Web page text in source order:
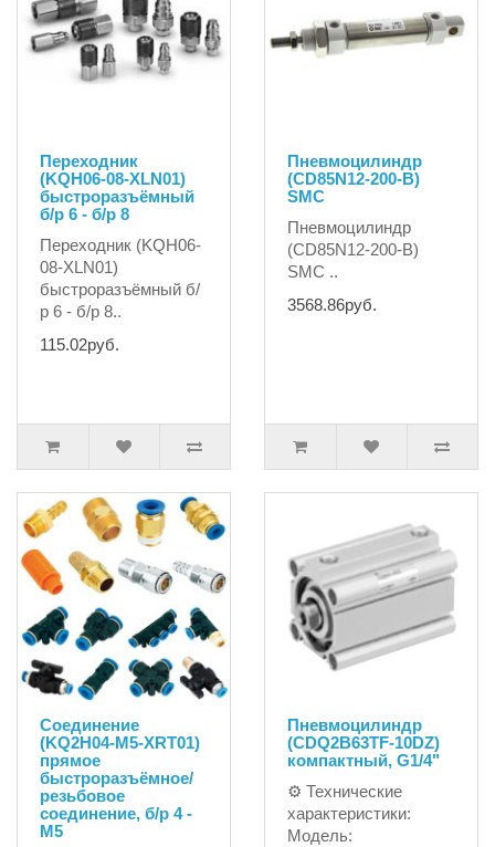
Переходник
(KQH06-08-XLN01)
быстроразъёмный
б/р 6 - б/р 8
Переходник (KQH06-
08-XLN01)
быстроразъёмный б/
р 6 - б/р 8..
115.02руб.
Пневмоцилиндр
(CD85N12-200-B)
SMC
Пневмоцилиндр
(CD85N12-200-B)
SMC ..
3568.86руб.
Соединение
(KQ2H04-M5-XRT01)
прямое
быстроразъёмное/
резьбовое
соединение, б/р 4 -
M5
Пневмоцилиндр
(CDQ2B63TF-10DZ)
компактный, G1/4"
⚙ Технические
характеристики:
Модель: